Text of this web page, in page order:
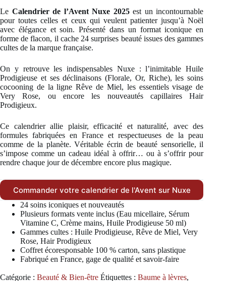
Le Calendrier de l’Avent Nuxe 2025est un incontournable
pour toutes celles et ceux qui veulent patienter jusqu’à Noël
avec élégance et soin. Présenté dans un format iconique en
forme de flacon, il cache 24 surprises beauté issues des gammes
cultes de la marque française.
On y retrouve les indispensables Nuxe : l’inimitable Huile
Prodigieuse et ses déclinaisons (Florale, Or, Riche), les soins
cocooning de la ligne Rêve de Miel, les essentiels visage de
Very Rose, ou encore les nouveautés capillaires Hair
Prodigieux.
Ce calendrier allie plaisir, efficacité et naturalité, avec des
formules fabriquées en France et respectueuses de la peau
comme de la planète. Véritable écrin de beauté sensorielle, il
s’impose comme un cadeau idéal à offrir… ou à s’offrir pour
rendre chaque jour de décembre encore plus magique.
Commander votre calendrier de l'Avent sur Nuxe
24 soins iconiques et nouveautés
Plusieurs formats vente inclus (Eau micellaire, Sérum
Vitamine C, Crème mains, Huile Prodigieuse 50 ml)
Gammes cultes : Huile Prodigieuse, Rêve de Miel, Very
Rose, Hair Prodigieux
Coffret écoresponsable 100 % carton, sans plastique
Fabriqué en France, gage de qualité et savoir-faire
Catégorie : Beauté & Bien-être Étiquettes : Baume à lèvres,